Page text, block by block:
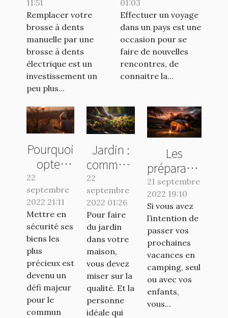
électrique
11:51
Remplacer votre
brosse à dents
manuelle par une
brosse à dents
électrique est un
investissement un
peu plus...
absolument en
2022
01:03
Effectuer un voyage
dans un pays est une
occasion pour se
faire de nouvelles
rencontres, de
connaitre la...
Pourquoi
opter
pour une
banque
en ligne ?
22
septembre
2022 21:11
Mettre en
sécurité ses
biens les
plus
précieux est
devenu un
défi majeur
pour le
commun
Jardin :
comment
avoir un
travail de
qualité ?
22
septembre
2022 01:26
Pour faire
du jardin
dans votre
maison,
vous devez
miser sur la
qualité. Et la
personne
idéale qui
Les
préparatifs
essentiels
pour un
séjour en
camping
réussi
21 septembre
2022 19:10
Si vous avez
l’intention de
passer vos
prochaines
vacances en
camping, seul
ou avec vos
enfants,
vous...